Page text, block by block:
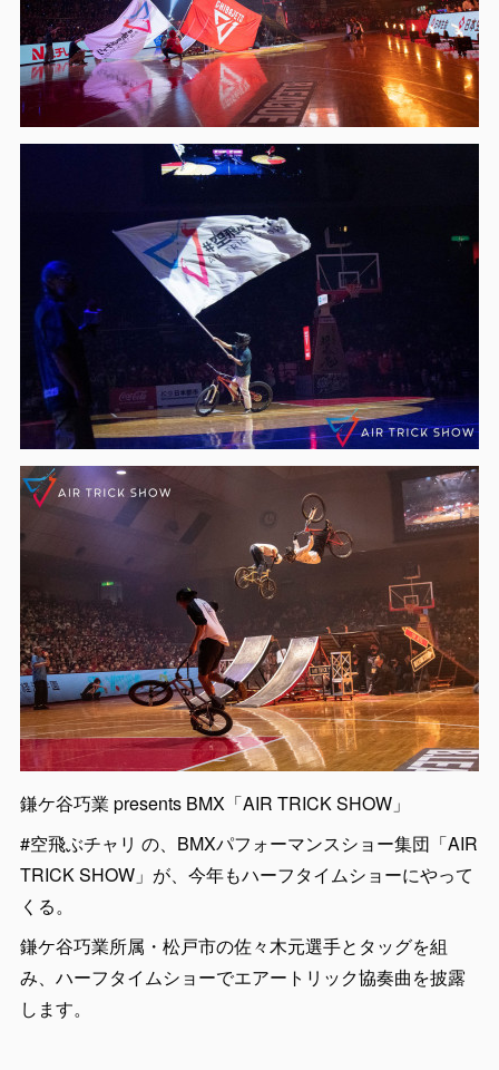
鎌ケ谷巧業 presents BMX「AIR TRICK SHOW」
#空飛ぶチャリ の、BMXパフォーマンスショー集団「AIR
TRICK SHOW」が、今年もハーフタイムショーにやって
くる。
鎌ケ谷巧業所属・松戸市の佐々木元選手とタッグを組
み、ハーフタイムショーでエアートリック協奏曲を披露
します。